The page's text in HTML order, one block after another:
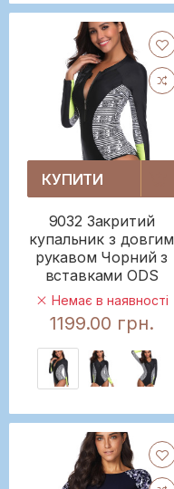
КУПИТИ
9032 Закритий
купальник з довгим
рукавом Чорний з
вставками ODS
Немає в наявності
1199.00 грн.